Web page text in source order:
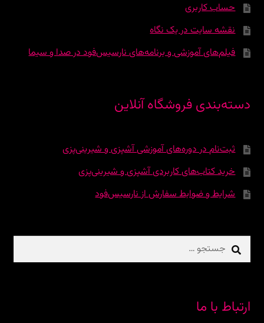
حساب کاربری
نقشه سایت در یک نگاه
فیلم‌های آموزشی و برنامه‌های نارسیس‌فود در صدا و سیما
دسته‌بندی فروشگاه آنلاین
ثبت‌نام در دوره‌‌های آموزشی آشپزی و شیرینی‌پزی
خرید کتاب‌های کاربردی آشپزی و شیرینی‌پزی
شرایط و ضوابط سفارش از نارسیس‌فود
جستجو
برای:
ارتباط با ما